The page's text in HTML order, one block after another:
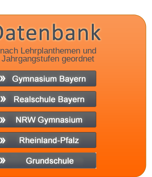
nach Lehrplanthemen und
Jahrgangstufen geordnet